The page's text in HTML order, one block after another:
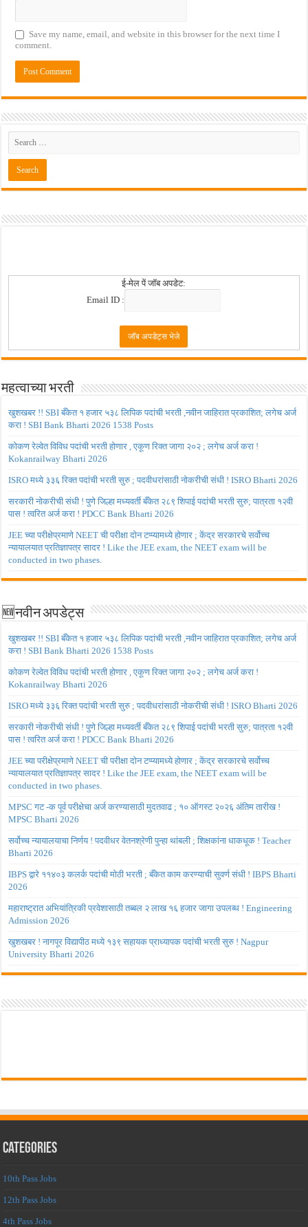
Save my name, email, and website in this browser for the next time I
comment.
ई-मेल पें जॉब अपडेट:
Email ID :
महत्वाच्या भरती
खुशखबर !! SBI बँकेत १ हजार ५३८ लिपिक पदांची भरती ,नवीन जाहिरात प्रकाशित; लगेच अर्ज
करा ! SBI Bank Bharti 2026 1538 Posts
कोकण रेल्वेत विविध पदांची भरती होणार , एकूण रिक्त जागा २०२ ; लगेच अर्ज करा !
Kokanrailway Bharti 2026
ISRO मध्ये ३३६ रिक्त पदांची भरती सुरु ; पदवीधरांसाठी नोकरीची संधी ! ISRO Bharti 2026
सरकारी नोकरीची संधी ! पुणे जिल्हा मध्यवर्ती बँकेत २८९ शिपाई पदांची भरती सुरु; पात्रता १२वी
पास ! त्वरित अर्ज करा ! PDCC Bank Bharti 2026
JEE च्या परीक्षेप्रमाणे NEET ची परीक्षा दोन टप्प्यामध्ये होणार ; केंद्र सरकारचे सर्वोच्च
न्यायालयात प्रतिज्ञापत्र सादर ! Like the JEE exam, the NEET exam will be
conducted in two phases.
🆕नवीन अपडेट्स
खुशखबर !! SBI बँकेत १ हजार ५३८ लिपिक पदांची भरती ,नवीन जाहिरात प्रकाशित; लगेच अर्ज
करा ! SBI Bank Bharti 2026 1538 Posts
कोकण रेल्वेत विविध पदांची भरती होणार , एकूण रिक्त जागा २०२ ; लगेच अर्ज करा !
Kokanrailway Bharti 2026
ISRO मध्ये ३३६ रिक्त पदांची भरती सुरु ; पदवीधरांसाठी नोकरीची संधी ! ISRO Bharti 2026
सरकारी नोकरीची संधी ! पुणे जिल्हा मध्यवर्ती बँकेत २८९ शिपाई पदांची भरती सुरु; पात्रता १२वी
पास ! त्वरित अर्ज करा ! PDCC Bank Bharti 2026
JEE च्या परीक्षेप्रमाणे NEET ची परीक्षा दोन टप्प्यामध्ये होणार ; केंद्र सरकारचे सर्वोच्च
न्यायालयात प्रतिज्ञापत्र सादर ! Like the JEE exam, the NEET exam will be
conducted in two phases.
MPSC गट -क पूर्व परीक्षेचा अर्ज करण्यासाठी मुदतवाढ ; १० ऑगस्ट २०२६ अंतिम तारीख !
MPSC Bharti 2026
सर्वोच्च न्यायालयाचा निर्णय ! पदवीधर वेतनश्रेणी पुन्हा थांबली ; शिक्षकांना धाकधूक ! Teacher
Bharti 2026
IBPS द्वारे ११४०३ कलर्क पदांची मोठी भरती ; बँकेत काम करण्याची सुवर्ण संधी ! IBPS Bharti
2026
महाराष्ट्रात अभियांत्रिकी प्रवेशासाठी तब्बल २ लाख १६ हजार जागा उपलब्ध ! Engineering
Admission 2026
खुशखबर ! नागपूर विद्यापीठ मध्ये १३९ सहायक प्राध्यापक पदांची भरती सुरु ! Nagpur
University Bharti 2026
Categories
10th Pass Jobs
12th Pass Jobs
4th Pass Jobs